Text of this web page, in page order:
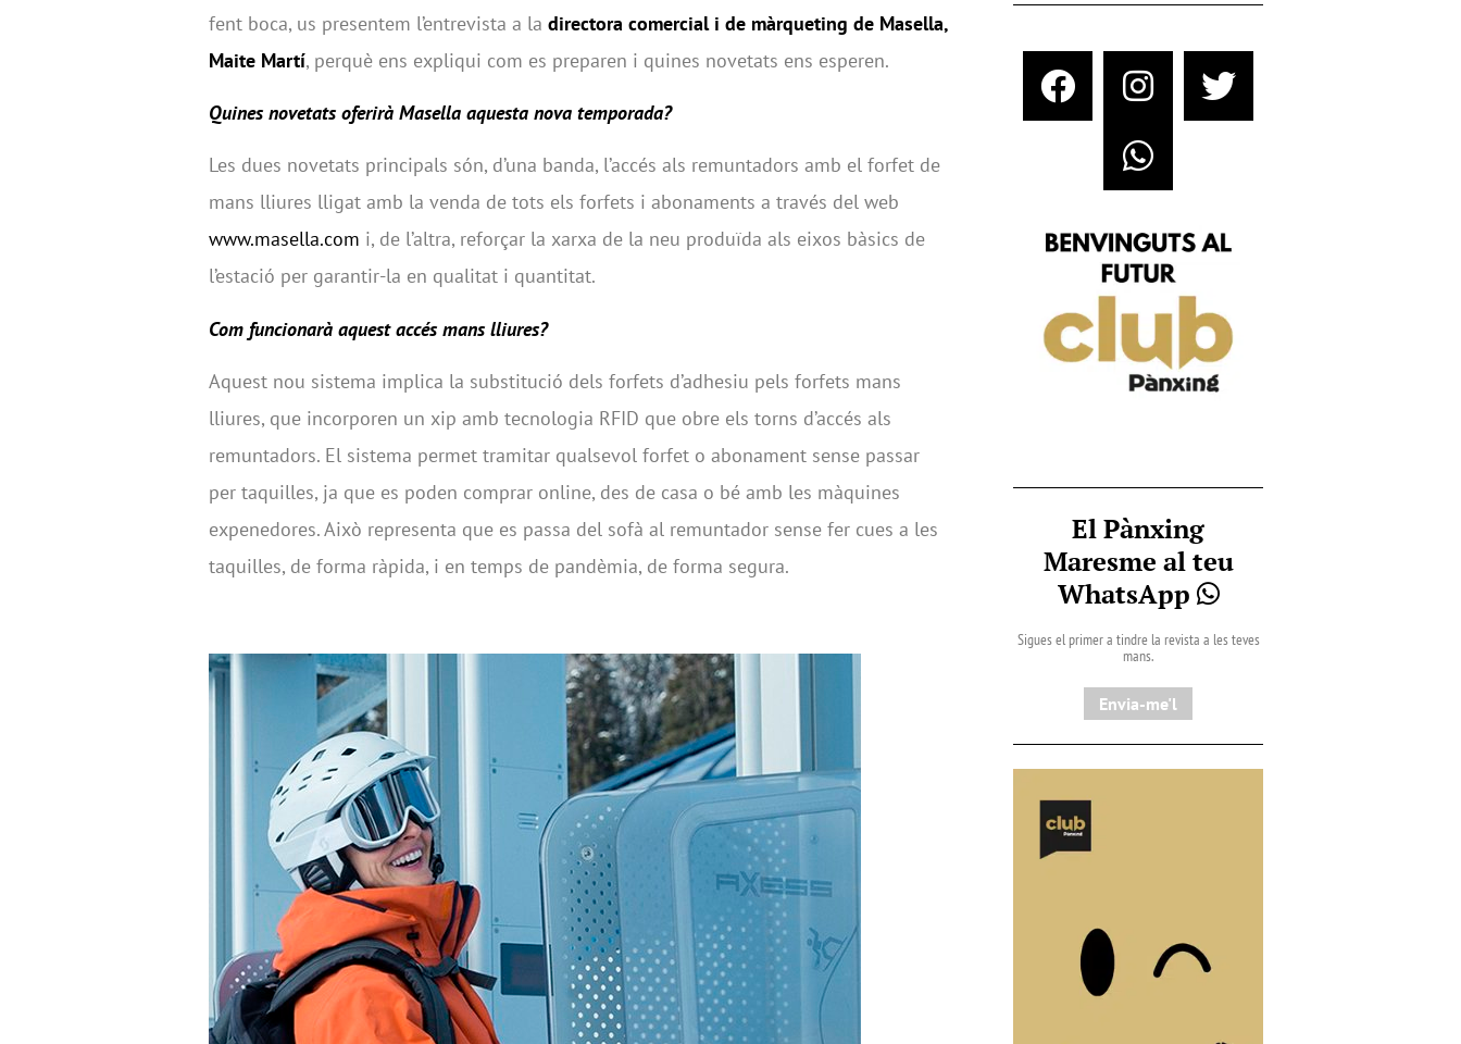
fent boca, us presentem l’entrevista a la directora comercial i de màrqueting de Masella,
Maite Martí, perquè ens expliqui com es preparen i quines novetats ens esperen.
Quines novetats oferirà Masella aquesta nova temporada?
Les dues novetats principals són, d’una banda, l’accés als remuntadors amb el forfet de
mans lliures lligat amb la venda de tots els forfets i abonaments a través del web
www.masella.com i, de l’altra, reforçar la xarxa de la neu produïda als eixos bàsics de
l’estació per garantir-la en qualitat i quantitat.
Com funcionarà aquest accés mans lliures?
Aquest nou sistema implica la substitució dels forfets d’adhesiu pels forfets mans
lliures, que incorporen un xip amb tecnologia RFID que obre els torns d’accés als
remuntadors. El sistema permet tramitar qualsevol forfet o abonament sense passar
per taquilles, ja que es poden comprar online, des de casa o bé amb les màquines
expenedores. Això representa que es passa del sofà al remuntador sense fer cues a les
taquilles, de forma ràpida, i en temps de pandèmia, de forma segura.
El Pànxing
Maresme al teu
WhatsApp
Sigues el primer a tindre la revista a les teves
mans.
Envia-me'l